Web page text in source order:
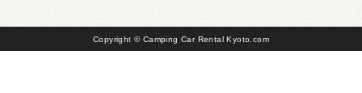
Copyright © Camping Car Rental Kyoto.com